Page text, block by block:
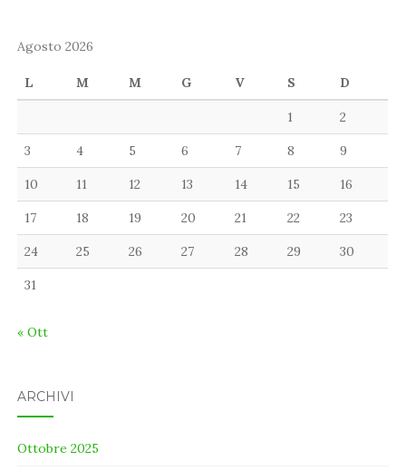
Agosto 2026
L M M G V S D
1 2
3 4 5 6 7 8 9
10 11 12 13 14 15 16
17 18 19 20 21 22 23
24 25 26 27 28 29 30
31
« Ott
ARCHIVI
Ottobre 2025